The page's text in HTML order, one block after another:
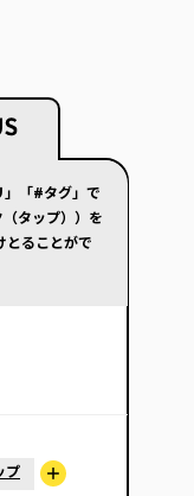
」「#タグ」で
タップ））を
とることがで
プ